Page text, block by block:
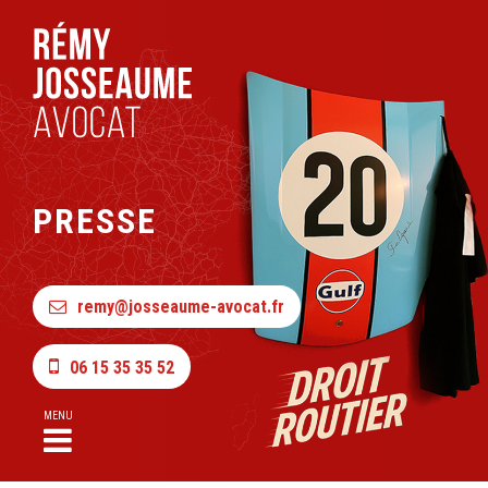
PRESSE
remy@josseaume-avocat.fr
06 15 35 35 52
MENU